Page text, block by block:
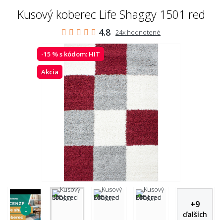
Kusový koberec Life Shaggy 1501 red
4.8 24x hodnotené
-15 % s kódom: HIT
Akcia
+9
ďalších